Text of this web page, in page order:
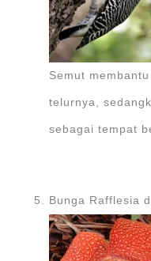
Semut
telurnya,
sebagai tempat
Bunga Rafflesia